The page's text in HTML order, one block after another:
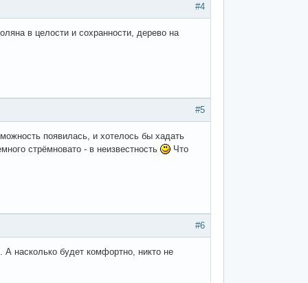
#4
в целости и сохранности, дерево на
#5
появилась, и хотелось бы хадать
стрёмновато - в неизвестность
Что
#6
насколько будет комфортно, никто не